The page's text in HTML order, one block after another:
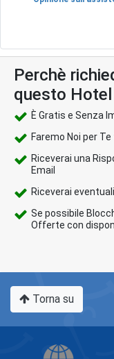
Perchè
questo Hotel
È Gratis e Senza
Faremo Noi per
Riceverai una
Email
Riceverai
Se possibile
Offerte con
Torna su